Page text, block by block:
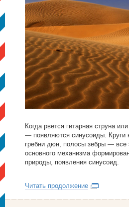
Когда рвется гитарная струна
— появляются синусоиды. Круги
гребни дюн, полосы зебры — все
основного механизма
природы, появления синусоид.
Читать продолжение